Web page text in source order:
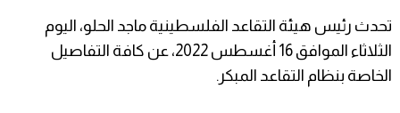
تحدث رئيس هيئة التقاعد الفلسطينية ماجد الحلو، اليوم
الثلاثاء الموافق 16 أغسطس 2022، عن كافة التفاصيل
الخاصة بنظام التقاعد المبكر.